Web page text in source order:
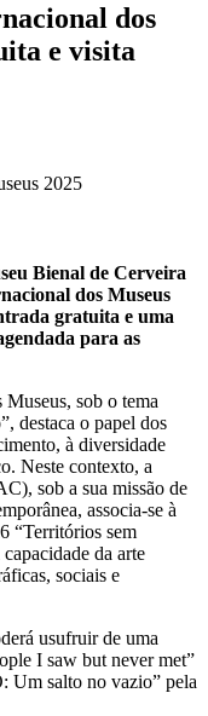
dos
e visita
Bienal de Cerveira
dos Museus
gratuita e uma
para as
sob o tema
destaca o papel dos
à diversidade
Neste contexto, a
sob a sua missão de
associa-se à
“Territórios sem
da arte
sociais e
usufruir de uma
I saw but never met”
salto no vazio” pela